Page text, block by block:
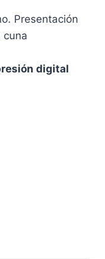
Presentación
cuna
digital